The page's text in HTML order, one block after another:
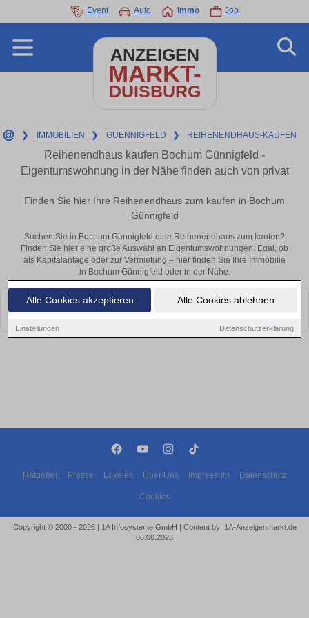
Alle Cookies akzeptieren Alle Cookies ablehnen
Einstellungen Datenschutzerklärung
Event Auto Immo Job
ANZEIGEN
MARKT-
DUISBURG
❯ IMMOBILIEN ❯ GUENNIGFELD ❯ REIHENENDHAUS-KAUFEN
Reihenendhaus kaufen Bochum Günnigfeld -
Eigentumswohnung in der Nähe finden auch von privat
Finden Sie hier Ihre Reihenendhaus zum kaufen in Bochum
Günnigfeld
Suchen Sie in Bochum Günnigfeld eine Reihenendhaus zum kaufen?
Finden Sie hier eine große Auswahl an Eigentumswohnungen. Egal, ob
als Kapitalanlage oder zur Vermietung – hier finden Sie Ihre Immobilie
in Bochum Günnigfeld oder in der Nähe.
Leider konnten wir derzeit keine passenden Objekte finden. Schauen Sie
bald wieder vorbei!
Ratgeber Presse Lokales Über Uns Impressum Datenschutz
Cookies
Copyright © 2000 - 2026 | 1A Infosysteme GmbH | Content by: 1A-Anzeigenmarkt.de
06.08.2026